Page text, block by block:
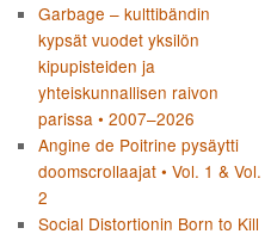
Garbage – kulttibändin
kypsät vuodet yksilön
kipupisteiden ja
yhteiskunnallisen raivon
parissa • 2007–2026
Angine de Poitrine pysäytti
doomscrollaajat • Vol. 1 & Vol.
2
Social Distortionin Born to Kill